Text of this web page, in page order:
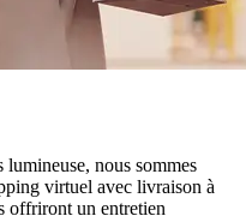
nous sommes
virtuel avec livraison à
offriront un entretien